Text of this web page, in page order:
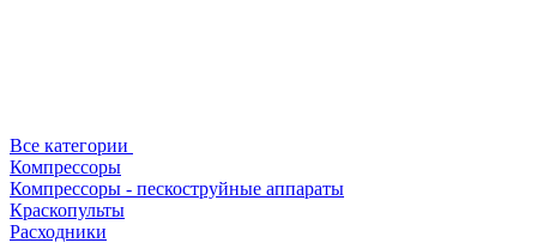
Все категории
Компрессоры
Компрессоры - пескоструйные аппараты
Краскопульты
Расходники